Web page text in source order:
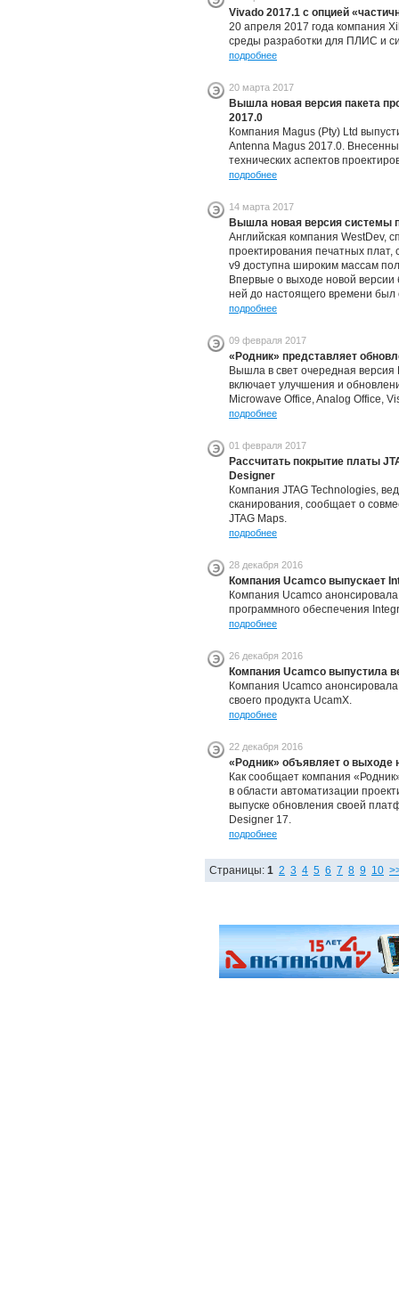
Vivado 2017.1 с опцией
20 апреля 2017 года компания
среды разработки для ПЛИС и
подробнее
20 марта 2017
Вышла новая версия пакета
2017.0
Компания Magus (Pty) Ltd
Antenna Magus 2017.0.
технических аспектов
подробнее
14 марта 2017
Вышла новая версия системы
Английская компания WestDev,
проектирования печатных
v9 доступна широким массам
Впервые о выходе новой версии
ней до настоящего времени был
подробнее
09 февраля 2017
«Родник» представляет
Вышла в свет очередная версия
включает улучшения и
Microwave Office, Analog Office,
подробнее
01 февраля 2017
Рассчитать покрытие платы
Designer
Компания JTAG Technologies,
сканирования, сообщает о
JTAG Maps.
подробнее
28 декабря 2016
Компания Ucamco выпускает
Компания Ucamco
программного обеспечения
подробнее
26 декабря 2016
Компания Ucamco выпустила
Компания Ucamco
своего продукта UcamX.
подробнее
22 декабря 2016
«Родник» объявляет о выходе
Как сообщает компания
в области автоматизации
выпуске обновления своей
Designer 17.
подробнее
Страницы: 1 2 3 4 5 6 7 8 9 10